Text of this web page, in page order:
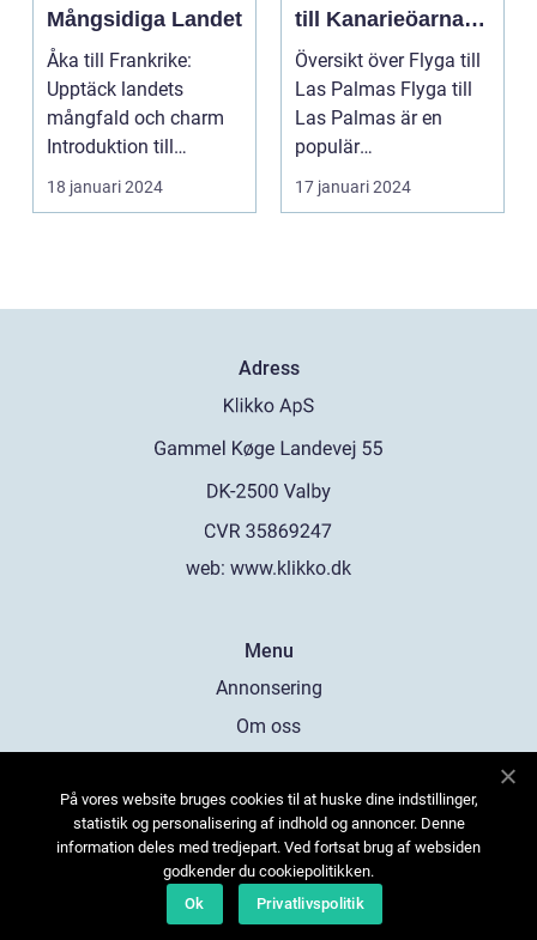
Mångsidiga Landet
Åka till Frankrike:
Upptäck landets
mångfald och charm
Introduktion till
Frankrike och dess
popular...
18 januari 2024
till Kanarieöarnas
Pärla
Översikt över Flyga till
Las Palmas Flyga till
Las Palmas är en
populär
semesterdestination
för män...
17 januari 2024
Adress
web: www.klikko.dk
Menu
Annonsering
Om oss
Kontakta oss
Sitemap
På vores website bruges cookies til at huske dine indstillinger,
statistik og personalisering af indhold og annoncer. Denne
information deles med tredjepart. Ved fortsat brug af websiden
godkender du cookiepolitikken.
Ok
Privatlivspolitik